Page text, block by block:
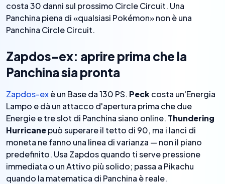
costa 30 danni sul prossimo Circle Circuit. Una
Panchina piena di «qualsiasi Pokémon» non è una
Panchina Circle Circuit.
Zapdos-ex: aprire prima che la
Panchina sia pronta
Zapdos-exè un Base da 130 PS. Peck costa un'Energia
Lampo e dà un attacco d'apertura prima che due
Energie e tre slot di Panchina siano online. Thundering
Hurricanepuò superare il tetto di 90, ma i lanci di
moneta ne fanno una linea di varianza — non il piano
predefinito. Usa Zapdos quando ti serve pressione
immediata o un Attivo più solido; passa a Pikachu
quando la matematica di Panchina è reale.